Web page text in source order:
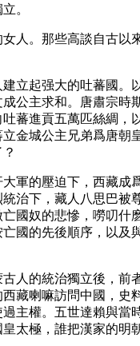
。
人。那些高談自古以
立起强大的吐蕃國。
公主求和。唐肅宗時
蕃進貢五萬匹絲綢，
金城公主兄弟爲唐朝
軍的壓迫下，西藏成
治下，藏人八思巴被
國奴的悲慘，嘮叨什
國的先後順序，以及
人的統治獨立後，前
藏喇嘛訪問中國，史
主權。五世達賴與當
太極，誰把漢家的明